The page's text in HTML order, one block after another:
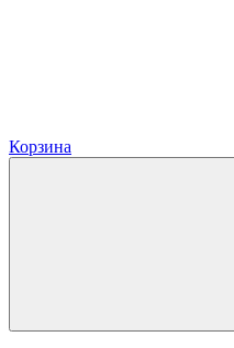
Корзина